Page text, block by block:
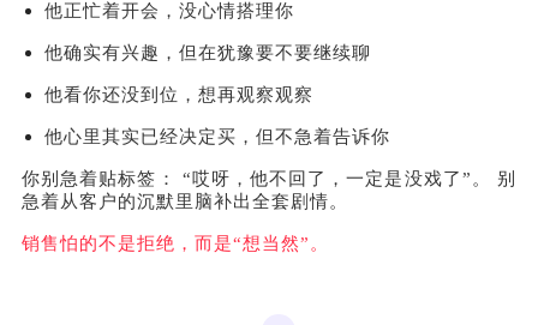
他正忙着开会，没心情搭理你
他确实有兴趣，但在犹豫要不要继续聊
他看你还没到位，想再观察观察
他心里其实已经决定买，但不急着告诉你
你别急着贴标签： “哎呀，他不回了，一定是没戏了”。 别
急着从客户的沉默里脑补出全套剧情。
销售怕的不是拒绝，而是“想当然”。